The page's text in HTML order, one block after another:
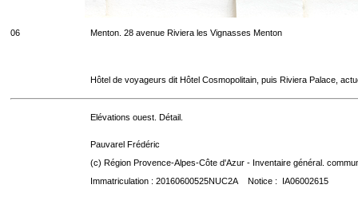
06 Menton. 28 avenue Riviera les Vignasses Menton
Hôtel de voyageurs dit Hôtel Cosmopolitain, puis Riviera Palace,
Elévations ouest. Détail.
Pauvarel Frédéric
(c) Région Provence-Alpes-Côte d'Azur - Inventaire général.
Immatriculation : 20160600525NUC2A Notice : IA06002615